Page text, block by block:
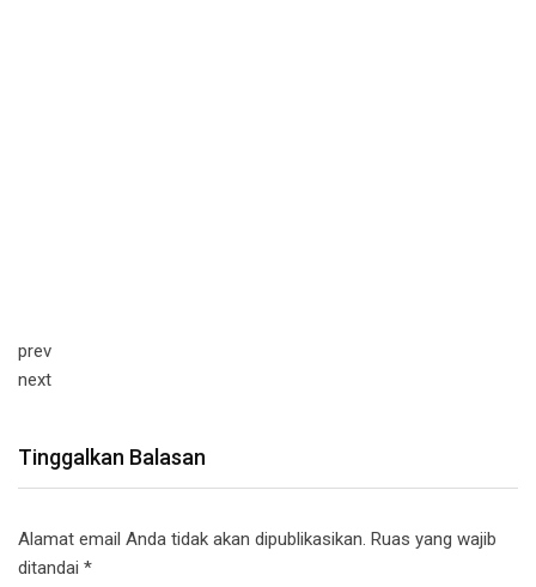
prev
next
Tinggalkan Balasan
Alamat email Anda tidak akan dipublikasikan. Ruas yang wajib
ditandai *